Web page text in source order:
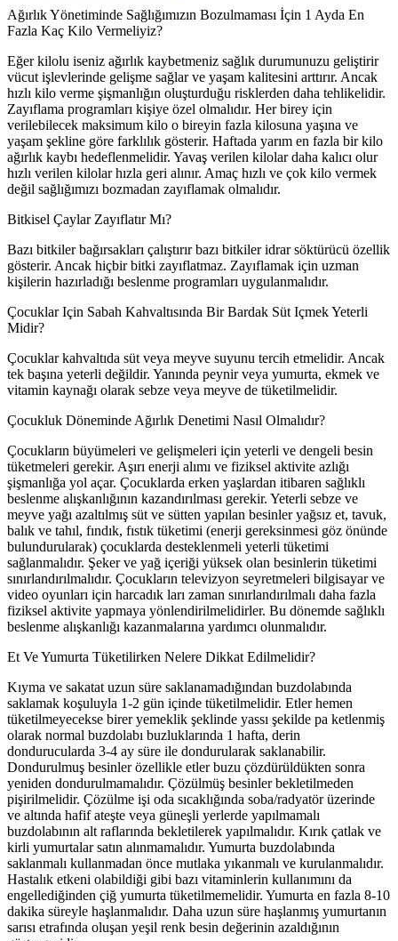
Ağırlık Yönetiminde Sağlığımızın Bozulmaması İçin 1 Ayda En
Fazla Kaç Kilo Vermeliyiz?
Eğer kilolu iseniz ağırlık kaybetmeniz sağlık durumunuzu geliştirir
vücut işlevlerinde gelişme sağlar ve yaşam kalitesini arttırır. Ancak
hızlı kilo verme şişmanlığın oluşturduğu risklerden daha tehlikelidir.
Zayıflama programları kişiye özel olmalıdır. Her birey için
verilebilecek maksimum kilo o bireyin fazla kilosuna yaşına ve
yaşam şekline göre farklılık gösterir. Haftada yarım en fazla bir kilo
ağırlık kaybı hedeflenmelidir. Yavaş verilen kilolar daha kalıcı olur
hızlı verilen kilolar hızla geri alınır. Amaç hızlı ve çok kilo vermek
değil sağlığımızı bozmadan zayıflamak olmalıdır.
Bitkisel Çaylar Zayıflatır Mı?
Bazı bitkiler bağırsakları çalıştırır bazı bitkiler idrar söktürücü özellik
gösterir. Ancak hiçbir bitki zayıflatmaz. Zayıflamak için uzman
kişilerin hazırladığı beslenme programları uygulanmalıdır.
Çocuklar Için Sabah Kahvaltısında Bir Bardak Süt Içmek Yeterli
Midir?
Çocuklar kahvaltıda süt veya meyve suyunu tercih etmelidir. Ancak
tek başına yeterli değildir. Yanında peynir veya yumurta, ekmek ve
vitamin kaynağı olarak sebze veya meyve de tüketilmelidir.
Çocukluk Döneminde Ağırlık Denetimi Nasıl Olmalıdır?
Çocukların büyümeleri ve gelişmeleri için yeterli ve dengeli besin
tüketmeleri gerekir. Aşırı enerji alımı ve fiziksel aktivite azlığı
şişmanlığa yol açar. Çocuklarda erken yaşlardan itibaren sağlıklı
beslenme alışkanlığının kazandırılması gerekir. Yeterli sebze ve
meyve yağı azaltılmış süt ve sütten yapılan besinler yağsız et, tavuk,
balık ve tahıl, fındık, fıstık tüketimi (enerji gereksinmesi göz önünde
bulundurularak) çocuklarda desteklenmeli yeterli tüketimi
sağlanmalıdır. Şeker ve yağ içeriği yüksek olan besinlerin tüketimi
sınırlandırılmalıdır. Çocukların televizyon seyretmeleri bilgisayar ve
video oyunları için harcadık ları zaman sınırlandırılmalı daha fazla
fiziksel aktivite yapmaya yönlendirilmelidirler. Bu dönemde sağlıklı
beslenme alışkanlığı kazanmalarına yardımcı olunmalıdır.
Et Ve Yumurta Tüketilirken Nelere Dikkat Edilmelidir?
Kıyma ve sakatat uzun süre saklanamadığından buzdolabında
saklamak koşuluyla 1-2 gün içinde tüketilmelidir. Etler hemen
tüketilmeyecekse birer yemeklik şeklinde yassı şekilde pa ketlenmiş
olarak normal buzdolabı buzluklarında 1 hafta, derin
dondurucularda 3-4 ay süre ile dondurularak saklanabilir.
Dondurulmuş besinler özellikle etler buzu çözdürüldükten sonra
yeniden dondurulmamalıdır. Çözülmüş besinler bekletilmeden
pişirilmelidir. Çözülme işi oda sıcaklığında soba/radyatör üzerinde
ve altında hafif ateşte veya güneşli yerlerde yapılmamalı
buzdolabının alt raflarında bekletilerek yapılmalıdır. Kırık çatlak ve
kirli yumurtalar satın alınmamalıdır. Yumurta buzdolabında
saklanmalı kullanmadan önce mutlaka yıkanmalı ve kurulanmalıdır.
Hastalık etkeni olabildiği gibi bazı vitaminlerin kullanımını da
engellediğinden çiğ yumurta tüketilmemelidir. Yumurta en fazla 8-10
dakika süreyle haşlanmalıdır. Daha uzun süre haşlanmış yumurtanın
sarısı etrafında oluşan yeşil renk besin değerinin azaldığının